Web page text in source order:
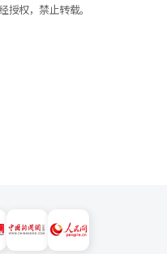
授权，禁止转载。